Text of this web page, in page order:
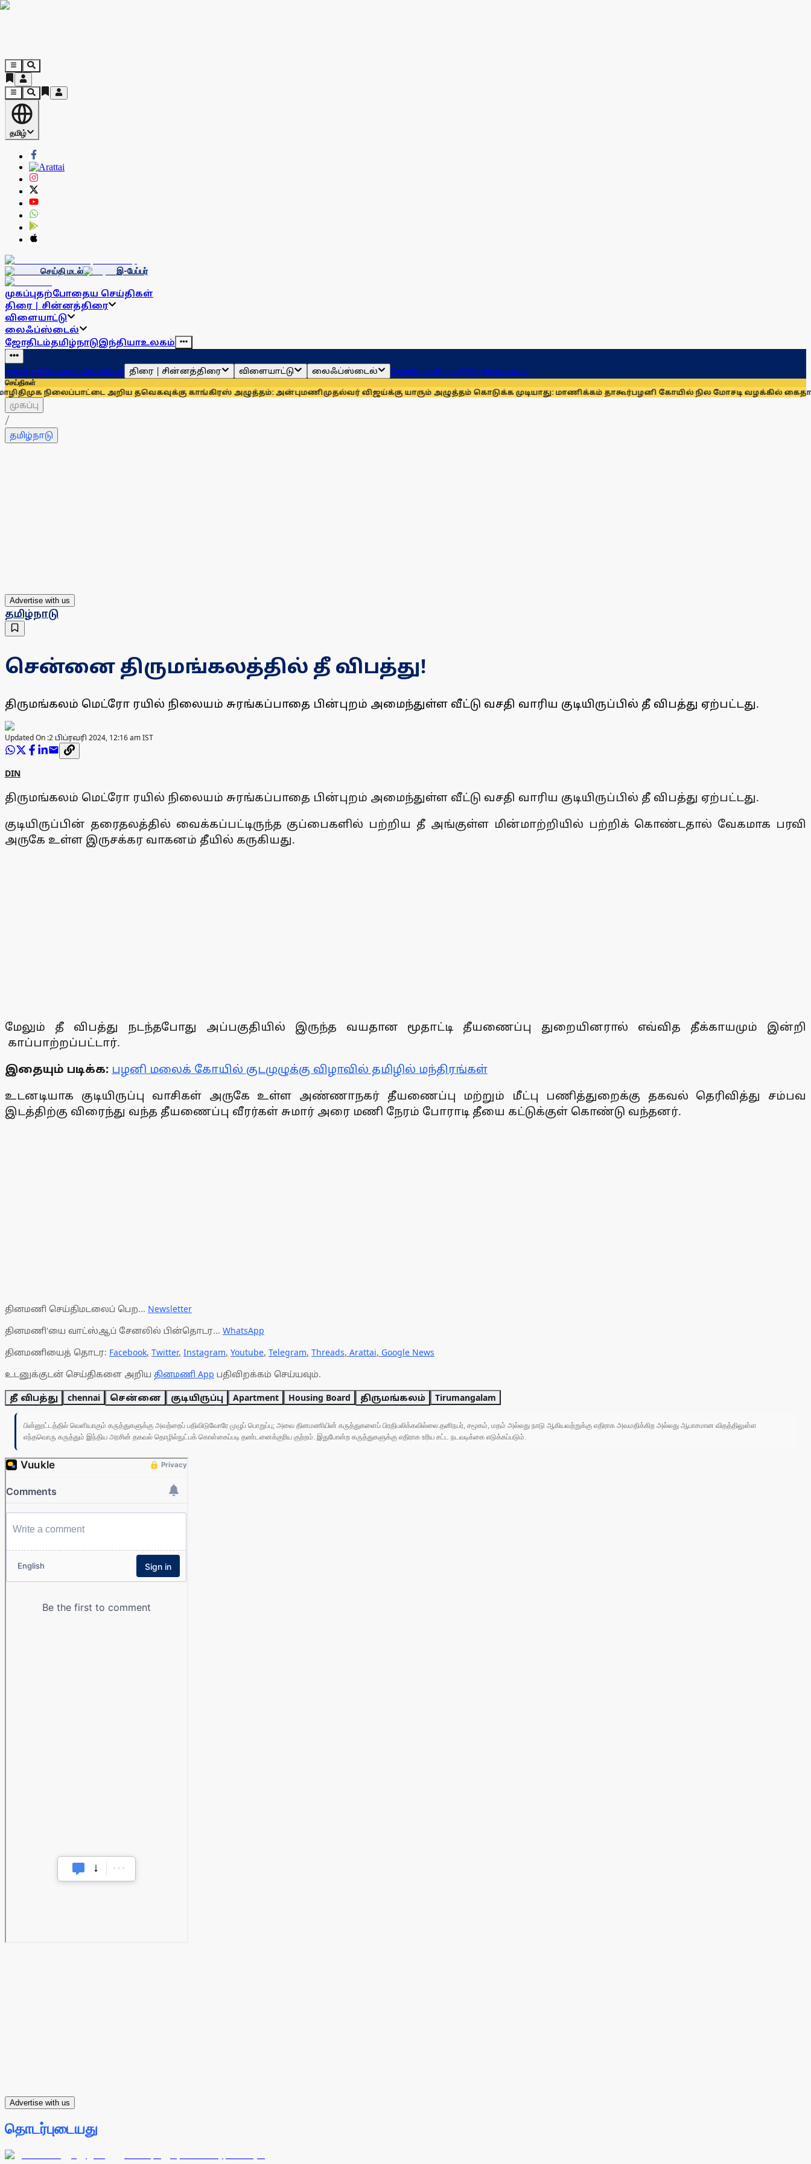
தமிழ்
செய்தி மடல் இ-பேப்பர்
முகப்புதற்போதைய செய்திகள்
திரை | சின்னத்திரை
விளையாட்டு
லைஃப்ஸ்டைல்
ஜோதிடம்தமிழ்நாடுஇந்தியாஉலகம்
முகப்புதற்போதைய செய்திகள் திரை | சின்னத்திரை விளையாட்டு லைஃப்ஸ்டைல் ஜோதிடம்தமிழ்நாடுஇந்தியாஉலகம்
செய்திகள்
நிலைப்பாட்டை அறிய தவெகவுக்கு காங்கிரஸ் அழுத்தம்: அன்புமணிமுதல்வர் விஜய்க்கு யாரும் அழுத்தம் கொடுக்க முடியாது: மாணிக்கம் தாகூர்பழனி கோயில் நில மோசடி வழக்கில் கைதாகி
முகப்பு
/
தமிழ்நாடு
Advertise with us
தமிழ்நாடு
சென்னை திருமங்கலத்தில் தீ விபத்து!
திருமங்கலம் மெட்ரோ ரயில் நிலையம் சுரங்கப்பாதை பின்புறம் அமைந்துள்ள வீட்டு வசதி வாரிய குடியிருப்பில் தீ விபத்து ஏற்பட்டது.
Updated On :2 பிப்ரவரி 2024, 12:16 am IST
DIN
திருமங்கலம் மெட்ரோ ரயில் நிலையம் சுரங்கப்பாதை பின்புறம் அமைந்துள்ள வீட்டு வசதி வாரிய குடியிருப்பில் தீ விபத்து ஏற்பட்டது.
குடியிருப்பின் தரைதலத்தில் வைக்கப்பட்டிருந்த குப்பைகளில் பற்றிய தீ அங்குள்ள மின்மாற்றியில் பற்றிக் கொண்டதால் வேகமாக பரவி
அருகே உள்ள இருசக்கர வாகனம் தீயில் கருகியது.
மேலும் தீ விபத்து நடந்தபோது அப்பகுதியில் இருந்த வயதான மூதாட்டி தீயணைப்பு துறையினரால் எவ்வித தீக்காயமும் இன்றி
காப்பாற்றப்பட்டார்.
இதையும் படிக்க: பழனி மலைக் கோயில் குடமுழுக்கு விழாவில் தமிழில் மந்திரங்கள்
உடனடியாக குடியிருப்பு வாசிகள் அருகே உள்ள அண்ணாநகர் தீயணைப்பு மற்றும் மீட்பு பணித்துறைக்கு தகவல் தெரிவித்து சம்பவ
இடத்திற்கு விரைந்து வந்த தீயணைப்பு வீரர்கள் சுமார் அரை மணி நேரம் போராடி தீயை கட்டுக்குள் கொண்டு வந்தனர்.
தினமணி செய்திமடலைப் பெற... Newsletter
தினமணி'யை வாட்ஸ்ஆப் சேனலில் பின்தொடர... WhatsApp
தினமணியைத் தொடர: Facebook, Twitter, Instagram, Youtube, Telegram, Threads, Arattai, Google News
உடனுக்குடன் செய்திகளை அறிய தினமணி App பதிவிறக்கம் செய்யவும்.
தீ விபத்து chennai சென்னை குடியிருப்பு Apartment Housing Board திருமங்கலம் Tirumangalam
பின்னூட்டத்தில் வெளியாகும் கருத்துகளுக்கு அவற்றைப் பதிவிடுவோரே முழுப் பொறுப்பு; அவை தினமணியின் கருத்துகளைப் பிரதிபலிக்கவில்லை.தனிநபர், சமூகம், மதம் அல்லது நாடு ஆகியவற்றுக்கு எதிராக அவமதிக்கிற அல்லது ஆபாசமான விதத்திலுள்ள
எந்தவொரு கருத்தும் இந்திய அரசின் தகவல் தொழில்நுட்பக் கொள்கைப்படி தண்டனைக்குரிய குற்றம். இதுபோன்ற கருத்துகளுக்கு எதிராக உரிய சட்ட நடவடிக்கை எடுக்கப்படும்.
Advertise with us
தொடர்புடையது